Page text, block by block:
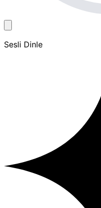
Sesli Dinle